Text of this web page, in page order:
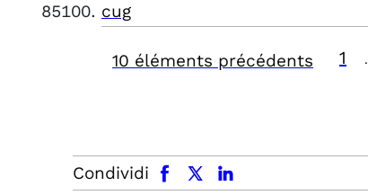
cug
10 éléments précédents 1
Condividi
facebook x.com linkedin